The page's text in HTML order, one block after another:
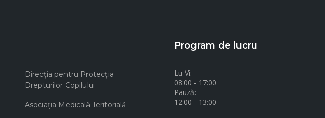
Direcţia pentru Protecţia
Drepturilor Copilului
Asociaţia Medicală Teritorială
Program de lucru
Lu-Vi:
08:00 - 17:00
Pauză:
12:00 - 13:00